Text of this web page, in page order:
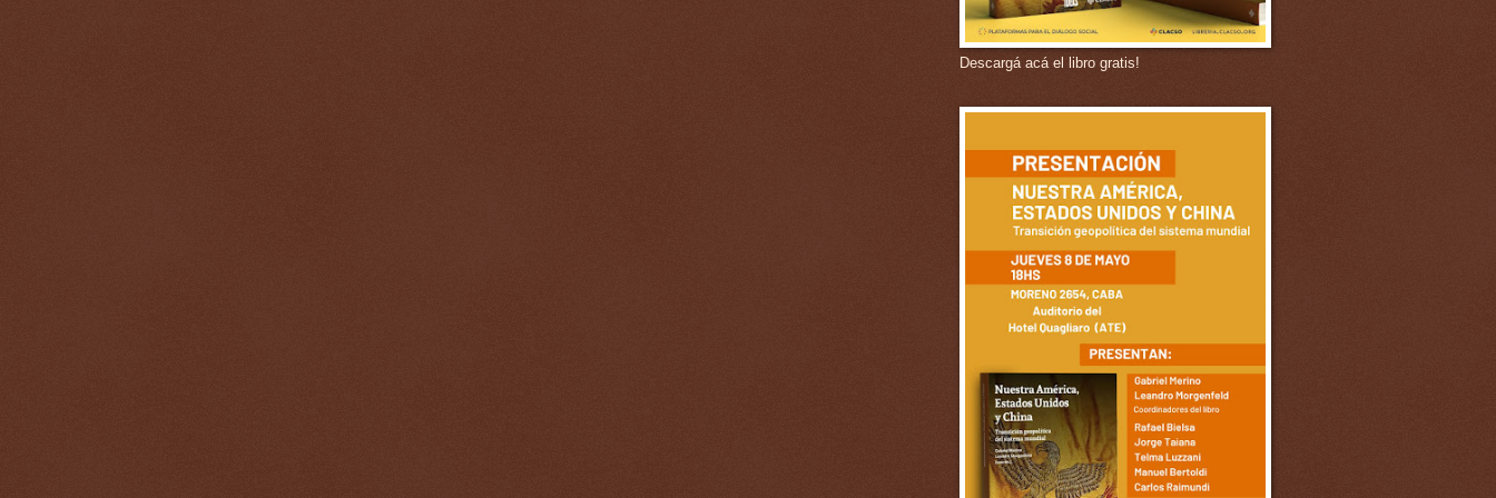
Descargá acá el libro gratis!